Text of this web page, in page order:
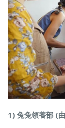
1) 兔兔領養部 (